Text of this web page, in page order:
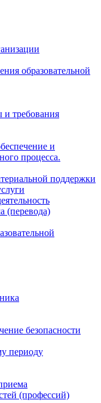
образовательной
и требования
и
процесса.
поддержки
(перевода)
безопасности
периоду
(профессий)